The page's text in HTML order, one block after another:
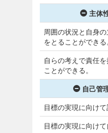
主体
周囲の状況と自身
をとることができる
自らの考えで責任
ことができる。
自己管
目標の実現に向けて
目標の実現に向け